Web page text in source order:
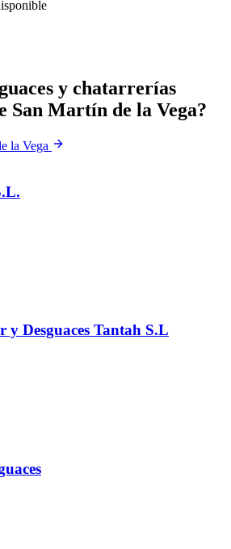
y chatarrerías
San Martín de la Vega?
la Vega
y Desguaces Tantah S.L